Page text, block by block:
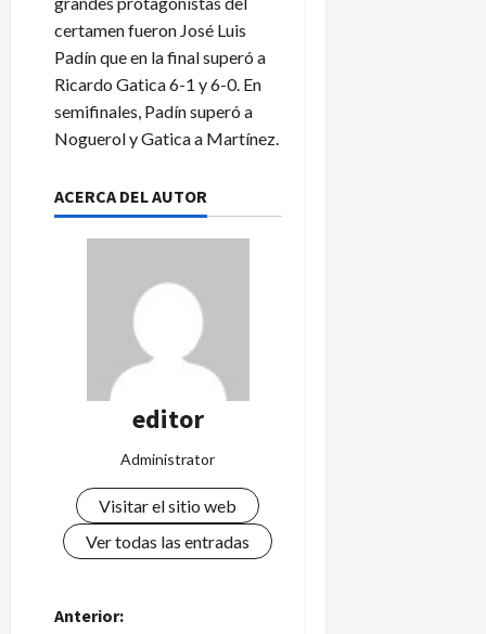
certamen fueron José Luis
Padín que en la final superó a
Ricardo Gatica 6-1 y 6-0. En
semifinales, Padín superó a
Noguerol y Gatica a Martínez.
ACERCA DEL AUTOR
editor
Administrator
Visitar el sitio web
Ver todas las entradas
N
Anterior: